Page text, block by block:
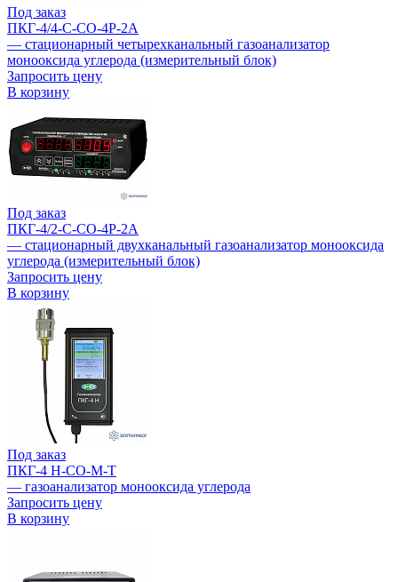
Под заказ
ПКГ-4/4-C-СО-4Р-2А
— стационарный четырехканальный газоанализатор
монооксида углерода (измерительный блок)
Запросить цену
В корзину
Под заказ
ПКГ-4/2-C-СО-4Р-2А
— стационарный двухканальный газоанализатор монооксида
углерода (измерительный блок)
Запросить цену
В корзину
Под заказ
ПКГ-4 Н-СО-М-Т
— газоанализатор монооксида углерода
Запросить цену
В корзину